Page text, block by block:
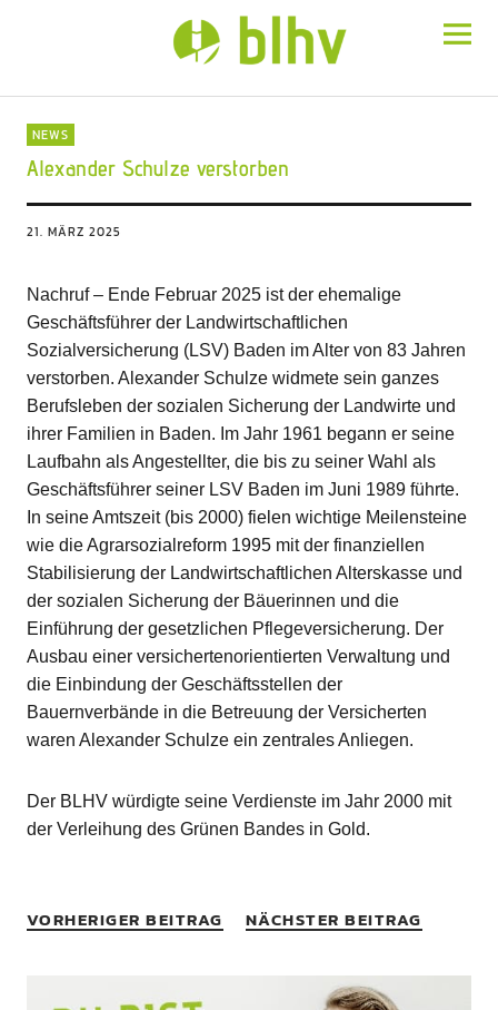
NEWS
Alexander Schulze verstorben
21. MÄRZ 2025
Nachruf – Ende Februar 2025 ist der ehemalige
Geschäftsführer der Landwirtschaftlichen
Sozialversicherung (LSV) Baden im Alter von 83 Jahren
verstorben. Alexander Schulze widmete sein ganzes
Berufsleben der sozialen Sicherung der Landwirte und
ihrer Familien in Baden. Im Jahr 1961 begann er seine
Laufbahn als Angestellter, die bis zu seiner Wahl als
Geschäftsführer seiner LSV Baden im Juni 1989 führte.
In seine Amtszeit (bis 2000) fielen wichtige Meilensteine
wie die Agrarsozialreform 1995 mit der finanziellen
Stabilisierung der Landwirtschaftlichen Alterskasse und
der sozialen Sicherung der Bäuerinnen und die
Einführung der gesetzlichen Pflegeversicherung. Der
Ausbau einer versichertenorientierten Verwaltung und
die Einbindung der Geschäftsstellen der
Bauernverbände in die Betreuung der Versicherten
waren Alexander Schulze ein zentrales Anliegen.
Der BLHV würdigte seine Verdienste im Jahr 2000 mit
der Verleihung des Grünen Bandes in Gold.
VORHERIGER BEITRAG NÄCHSTER BEITRAG